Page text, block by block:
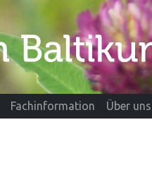
Fachinformation Über uns